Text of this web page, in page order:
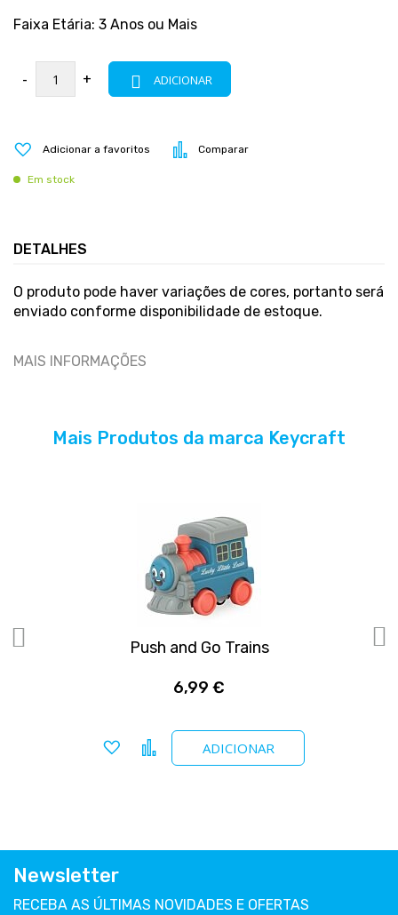
Faixa Etária: 3 Anos ou Mais
- + ADICIONAR
Adicionar a favoritos Comparar
Em stock
DETALHES
O produto pode haver variações de cores, portanto será
enviado conforme disponibilidade de estoque.
MAIS INFORMAÇÕES
Mais Produtos da marca Keycraft
Push and Go Trains
6,99 €
ADICIONAR
Adicionar a favoritos
Comparar
Newsletter
RECEBA AS ÚLTIMAS NOVIDADES E OFERTAS